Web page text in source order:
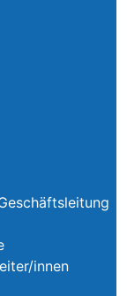
innen